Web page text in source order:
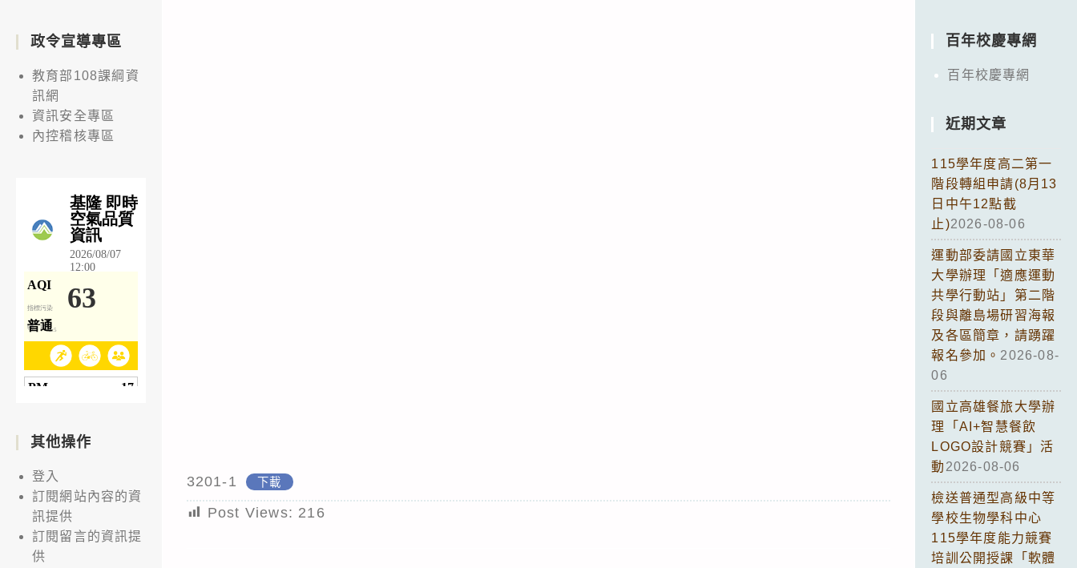
3201-1 下載
Post Views: 216
政令宣導專區
教育部108課綱資
訊網
資訊安全專區
內控稽核專區
其他操作
登入
訂閱網站內容的資
訊提供
訂閱留言的資訊提
供
百年校慶專網
百年校慶專網
近期文章
115學年度高二第一
階段轉組申請(8月13
日中午12點截
止)2026-08-06
運動部委請國立東華
大學辦理「適應運動
共學行動站」第二階
段與離島場研習海報
及各區簡章，請踴躍
報名參加。 2026-08-
06
國立高雄餐旅大學辦
理「AI+智慧餐飲
LOGO設計競賽」活
動 2026-08-06
檢送普通型高級中等
學校生物學科中心
115學年度能力競賽
培訓公開授課「軟體